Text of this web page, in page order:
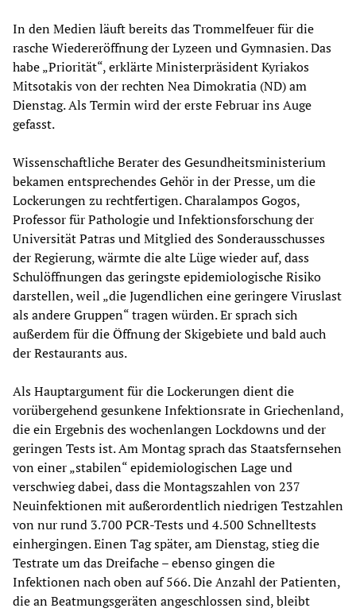
In den Medien läuft bereits das Trommelfeuer für die
rasche Wiedereröffnung der Lyzeen und Gymnasien. Das
habe „Priorität“, erklärte Ministerpräsident Kyriakos
Mitsotakis von der rechten Nea Dimokratia (ND) am
Dienstag. Als Termin wird der erste Februar ins Auge
gefasst.
Wissenschaftliche Berater des Gesundheitsministerium
bekamen entsprechendes Gehör in der Presse, um die
Lockerungen zu rechtfertigen. Charalampos Gogos,
Professor für Pathologie und Infektionsforschung der
Universität Patras und Mitglied des Sonderausschusses
der Regierung, wärmte die alte Lüge wieder auf, dass
Schulöffnungen das geringste epidemiologische Risiko
darstellen, weil „die Jugendlichen eine geringere Viruslast
als andere Gruppen“ tragen würden. Er sprach sich
außerdem für die Öffnung der Skigebiete und bald auch
der Restaurants aus.
Als Hauptargument für die Lockerungen dient die
vorübergehend gesunkene Infektionsrate in Griechenland,
die ein Ergebnis des wochenlangen Lockdowns und der
geringen Tests ist. Am Montag sprach das Staatsfernsehen
von einer „stabilen“ epidemiologischen Lage und
verschwieg dabei, dass die Montagszahlen von 237
Neuinfektionen mit außerordentlich niedrigen Testzahlen
von nur rund 3.700 PCR-Tests und 4.500 Schnelltests
einhergingen. Einen Tag später, am Dienstag, stieg die
Testrate um das Dreifache – ebenso gingen die
Infektionen nach oben auf 566. Die Anzahl der Patienten,
die an Beatmungsgeräten angeschlossen sind, bleibt